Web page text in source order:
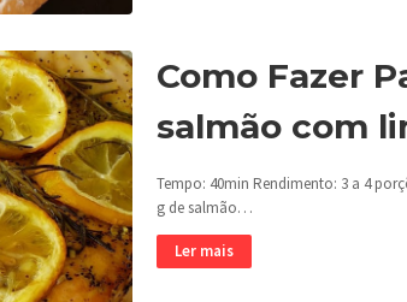
Como Fazer
salmão com
Tempo: 40min Rendimento: 3 a 4
g de salmão…
Ler mais